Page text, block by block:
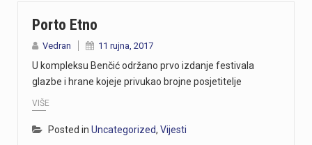
Porto Etno
Vedran 11 rujna, 2017
U kompleksu Benčić održano prvo izdanje festivala
glazbe i hrane kojeje privukao brojne posjetitelje
VIŠE
Posted in Uncategorized, Vijesti